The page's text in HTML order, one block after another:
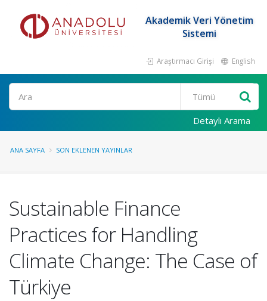
Akademik Veri Yönetim
Sistemi
Araştırmacı Girişi English
Ara
Detaylı Arama
ANA SAYFA SON EKLENEN YAYINLAR
Sustainable Finance
Practices for Handling
Climate Change: The Case of
Türkiye